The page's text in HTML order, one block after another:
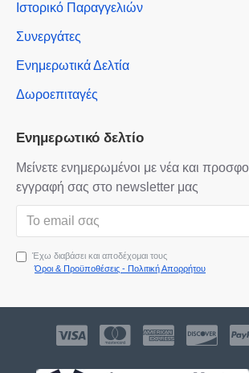
Ιστορικό Παραγγελιών
Συνεργάτες
Ενημερωτικά Δελτία
Δωροεπιταγές
Ενημερωτικό δελτίο
Μείνετε ενημερωμένοι με νέα και
εγγραφή σας στο newsletter μας
Έχω διαβάσει και αποδέχομαι τους
Όροι & Προϋποθέσεις - Πολιτική Απορρήτου